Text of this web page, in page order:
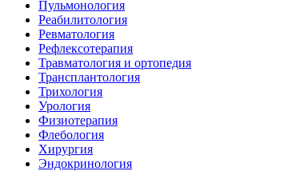
Пульмонология
Реабилитология
Ревматология
Рефлексотерапия
Травматология и ортопедия
Трансплантология
Трихология
Урология
Физиотерапия
Флебология
Хирургия
Эндокринология